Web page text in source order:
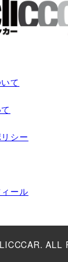
て
シー
ール
ALL